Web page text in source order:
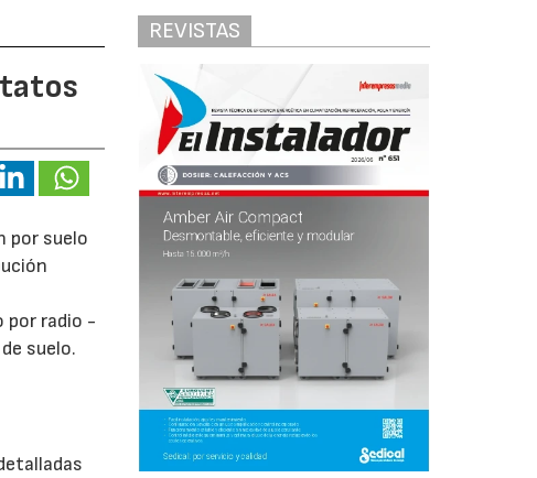
por suelo
por radio -
suelo.
REVISTAS